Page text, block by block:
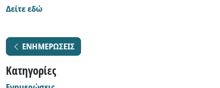
Δείτε εδώ
ΕΝΗΜΕΡΩΣΕΙΣ
Κατηγορίες